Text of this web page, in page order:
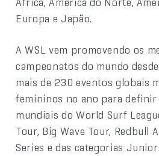
Europa e Japão.
A WSL vem promovendo os
campeonatos do mundo
mais de 230 eventos globais
femininos no ano para definir
mundiais do World Surf
Tour, Big Wave Tour, Redbull
Series e das categorias